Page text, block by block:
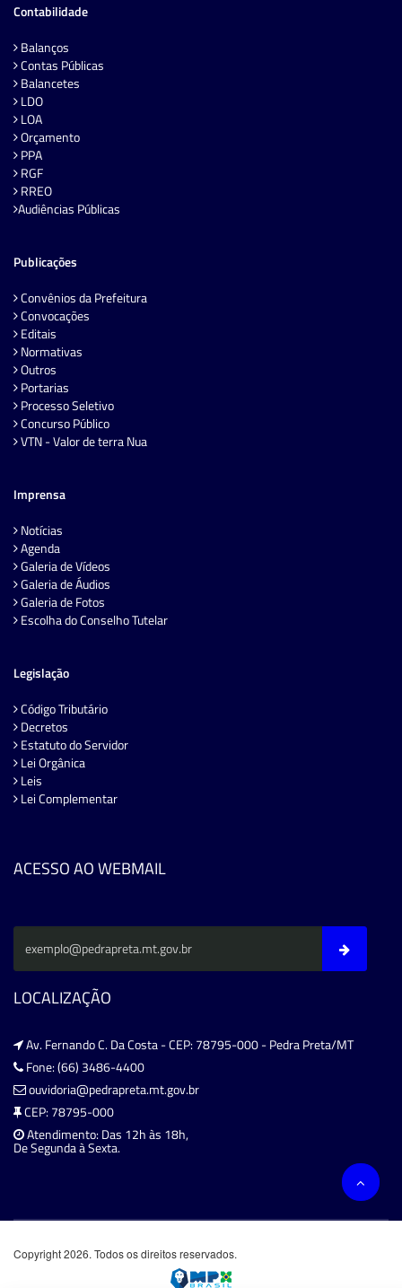
Contabilidade
Balanços
Contas Públicas
Balancetes
LDO
LOA
Orçamento
PPA
RGF
RREO
Audiências Públicas
Publicações
Convênios da Prefeitura
Convocações
Editais
Normativas
Outros
Portarias
Processo Seletivo
Concurso Público
VTN - Valor de terra Nua
Imprensa
Notícias
Agenda
Galeria de Vídeos
Galeria de Áudios
Galeria de Fotos
Escolha do Conselho Tutelar
Legislação
Código Tributário
Decretos
Estatuto do Servidor
Lei Orgânica
Leis
Lei Complementar
ACESSO AO WEBMAIL
LOCALIZAÇÃO
Av. Fernando C. Da Costa - CEP: 78795-000 - Pedra Preta/MT
Fone: (66) 3486-4400
ouvidoria@pedrapreta.mt.gov.br
CEP: 78795-000
Atendimento: Das 12h às 18h,
De Segunda à Sexta.
Copyright 2026. Todos os direitos reservados.